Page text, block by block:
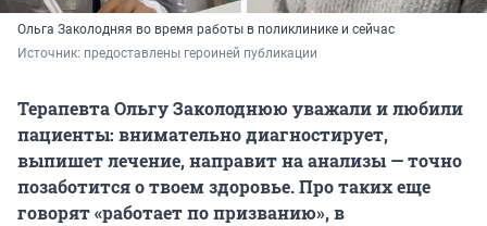
Ольга Заколодняя во время работы в поликлинике и сейчас
Источник: предоставлены героиней публикации
Терапевта Ольгу Заколоднюю уважали и любили
пациенты: внимательно диагностирует,
выпишет лечение, направит на анализы — точно
позаботится о твоем здоровье. Про таких еще
говорят «работает по призванию», в